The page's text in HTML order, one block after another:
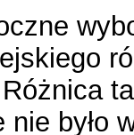
nie było